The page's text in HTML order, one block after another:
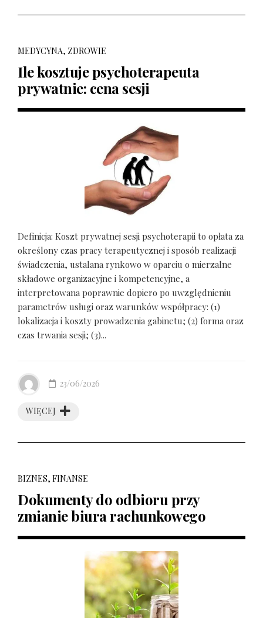
MEDYCYNA, ZDROWIE
Ile kosztuje psychoterapeuta
prywatnie: cena sesji
Definicja: Koszt prywatnej sesji psychoterapii to opłata za
określony czas pracy terapeutycznej i sposób realizacji
świadczenia, ustalana rynkowo w oparciu o mierzalne
składowe organizacyjne i kompetencyjne, a
interpretowana poprawnie dopiero po uwzględnieniu
parametrów usługi oraz warunków współpracy: (1)
lokalizacja i koszty prowadzenia gabinetu; (2) forma oraz
czas trwania sesji; (3)...
WIĘCEJ
23/06/2026
BIZNES, FINANSE
Dokumenty do odbioru przy
zmianie biura rachunkowego